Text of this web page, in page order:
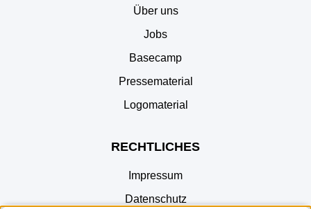
Über uns
Jobs
Basecamp
Pressematerial
Logomaterial
RECHTLICHES
Impressum
Datenschutz